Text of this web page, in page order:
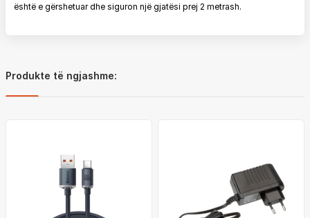
është e gërshetuar dhe siguron një gjatësi prej 2 metrash.
Produkte të ngjashme: